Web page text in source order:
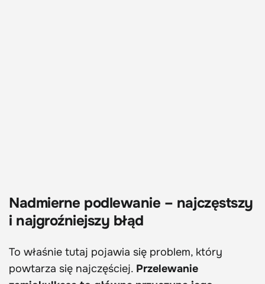
Nadmierne podlewanie – najczęstszy
i najgroźniejszy błąd
To właśnie tutaj pojawia się problem, który
powtarza się najczęściej. Przelewanie